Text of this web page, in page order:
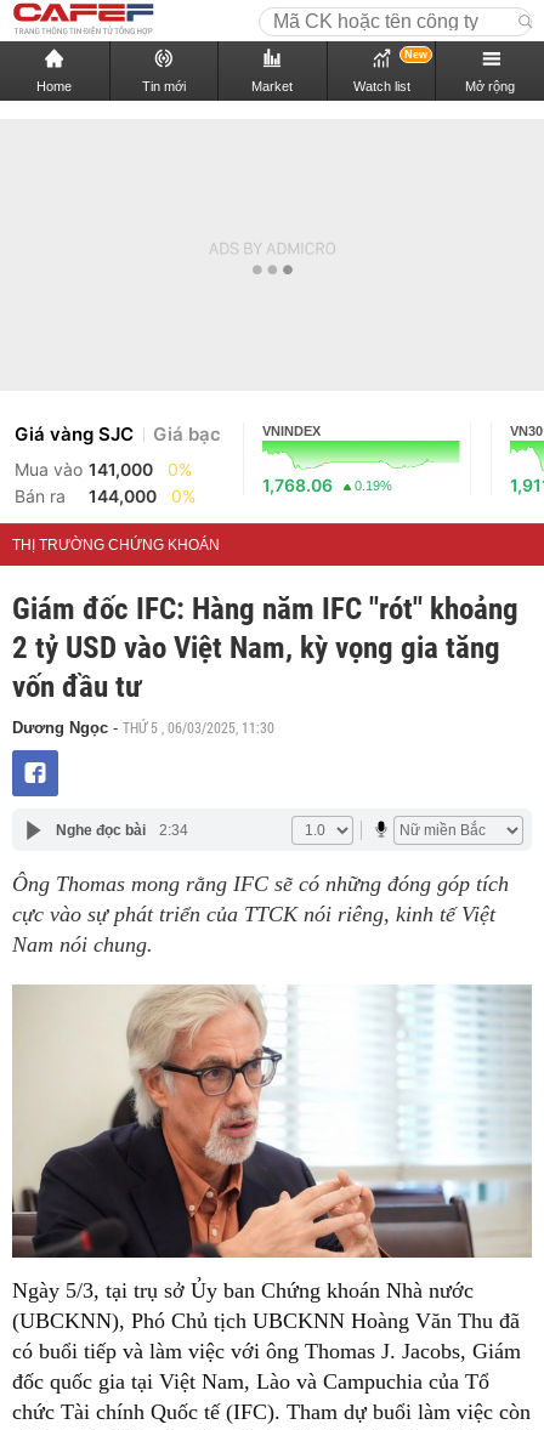
Home Tin mới Market Watch list
New
Mở rộng
Giá vàng SJC Giá bạc
Mua vào 141,000
0%
Bán ra
144,000 0%
VNINDEX
1,768.06 0.19%
VN30
THỊ TRƯỜNG CHỨNG KHOÁN
Giám đốc IFC: Hàng năm IFC "rót" khoảng
2 tỷ USD vào Việt Nam, kỳ vọng gia tăng
vốn đầu tư
Dương Ngọc - THỨ 5 , 06/03/2025, 11:30
Nghe đọc bài 2:34
Ông Thomas mong rằng IFC sẽ có những đóng góp tích
cực vào sự phát triển của TTCK nói riêng, kinh tế Việt
Nam nói chung.
Ngày 5/3, tại trụ sở Ủy ban Chứng khoán Nhà nước
(UBCKNN), Phó Chủ tịch UBCKNN Hoàng Văn Thu đã
có buổi tiếp và làm việc với ông Thomas J. Jacobs, Giám
đốc quốc gia tại Việt Nam, Lào và Campuchia của Tổ
chức Tài chính Quốc tế (IFC). Tham dự buổi làm việc còn